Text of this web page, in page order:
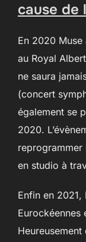
cause de
En 2020
au Royal
ne saura
(concert
également se
2020.
reprogrammer
en studio à
Enfin en 2021,
Eurockéennes